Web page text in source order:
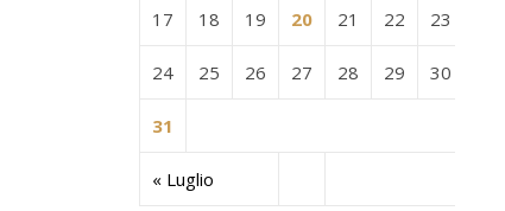
« Luglio
17 18 19 20 21 22 23
24 25 26 27 28 29 30
31